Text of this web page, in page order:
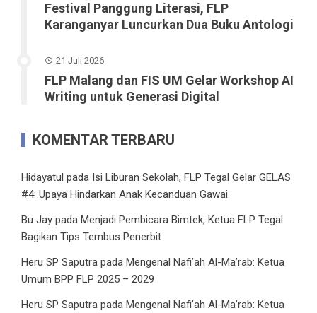
Festival Panggung Literasi, FLP
Karanganyar Luncurkan Dua Buku Antologi
21 Juli 2026
FLP Malang dan FIS UM Gelar Workshop AI
Writing untuk Generasi Digital
KOMENTAR TERBARU
Hidayatul pada Isi Liburan Sekolah, FLP Tegal Gelar GELAS
#4: Upaya Hindarkan Anak Kecanduan Gawai
Bu Jay pada Menjadi Pembicara Bimtek, Ketua FLP Tegal
Bagikan Tips Tembus Penerbit
Heru SP Saputra pada Mengenal Nafi’ah Al-Ma’rab: Ketua
Umum BPP FLP 2025 – 2029
Heru SP Saputra pada Mengenal Nafi’ah Al-Ma’rab: Ketua